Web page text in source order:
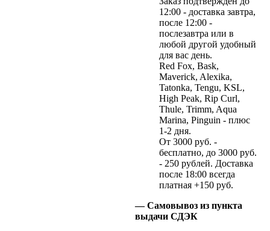
12:00 - доставка завтра,
после 12:00 -
послезавтра или в
любой другой удобный
для вас день.
Red Fox, Bask,
Maverick, Alexika,
Tatonka, Tengu, KSL,
High Peak, Rip Curl,
Thule, Trimm, Aqua
Marina, Pinguin - плюс
1-2 дня.
От 3000 руб. -
бесплатно, до 3000 руб.
- 250 рублей. Доставка
после 18:00 всегда
платная +150 руб.
— Самовывоз из пункта
выдачи СДЭК